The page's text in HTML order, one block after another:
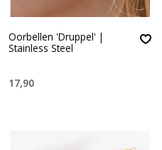
Oorbellen 'Druppel' |
Stainless Steel
17,90